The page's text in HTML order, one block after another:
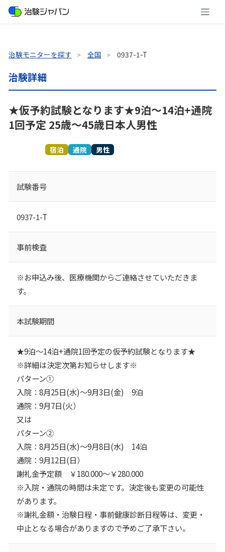
治験モニターを探す 全国 0937-1-T
治験詳細
★仮予約試験となります★9泊～14泊+通院
1回予定 25歳～45歳日本人男性
宿泊 通院 男性
試験番号
0937-1-T
事前検査
※お申込み後、医療機関からご連絡させていただきま
す。
本試験期間
★9泊～14泊+通院1回予定の仮予約試験となります★
※詳細は決定次第お知らせします※
パターン①
入院：8月25日(水)～9月3日(金) 9泊
通院：9月7日(火）
又は
パターン②
入院：8月25日(水)～9月8日(水) 14泊
通院：9月12日(日）
謝礼金予定額 ￥180.000～￥280.000
※入院・通院の時間は未定です。決定後も変更の可能性
があります。
※謝礼金額・治験日程・事前健康診断日程等は、変更・
中止となる場合がありますので予めご了承下さい。